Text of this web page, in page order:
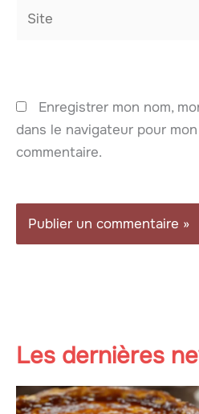
Enregistrer mon nom,
dans le navigateur pour
commentaire.
Les dernières